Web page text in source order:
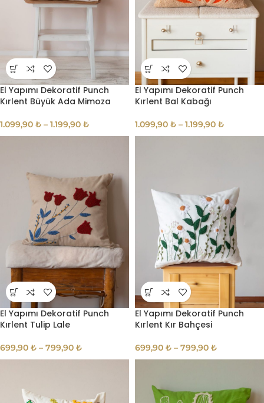
El Yapımı Dekoratif Punch
Kırlent Büyük Ada Mimoza
1.099,90 ₺ – 1.199,90 ₺
El Yapımı Dekoratif Punch
Kırlent Bal Kabağı
1.099,90 ₺ – 1.199,90 ₺
El Yapımı Dekoratif Punch
Kırlent Tulip Lale
699,90 ₺ – 799,90 ₺
El Yapımı Dekoratif Punch
Kırlent Kır Bahçesi
699,90 ₺ – 799,90 ₺